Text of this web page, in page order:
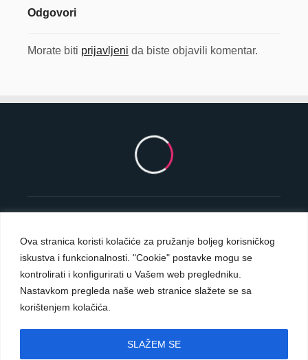
Ova stranica koristi kolačiće za pružanje boljeg korisničkog
iskustva i funkcionalnosti. "Cookie" postavke mogu se
kontrolirati i konfigurirati u Vašem web pregledniku.
Nastavkom pregleda naše web stranice slažete se sa
korištenjem kolačića.
SLAŽEM SE
Odgovori
Morate biti prijavljeni da biste objavili komentar.
Carmelite Sisters DCJ. Made in Kingdom of God.
Since 1891.